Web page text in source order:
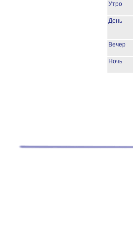
Утро
День
Вечер
Ночь